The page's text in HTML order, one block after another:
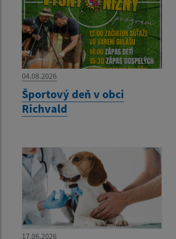
04.08.2026
Športový deň v obci
Richvald
17.06.2026